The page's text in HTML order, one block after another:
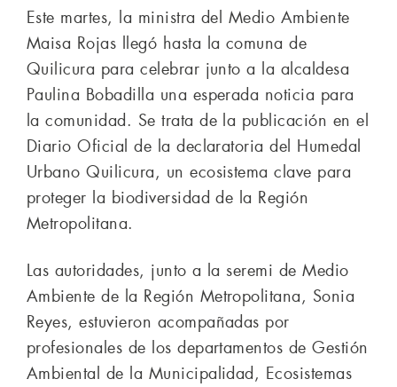
Este martes, la ministra del Medio Ambiente
Maisa Rojas llegó hasta la comuna de
Quilicura para celebrar junto a la alcaldesa
Paulina Bobadilla una esperada noticia para
la comunidad. Se trata de la publicación en el
Diario Oficial de la declaratoria del Humedal
Urbano Quilicura, un ecosistema clave para
proteger la biodiversidad de la Región
Metropolitana.
Las autoridades, junto a la seremi de Medio
Ambiente de la Región Metropolitana, Sonia
Reyes, estuvieron acompañadas por
profesionales de los departamentos de Gestión
Ambiental de la Municipalidad, Ecosistemas